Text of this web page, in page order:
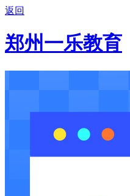
返回
郑州一乐教育